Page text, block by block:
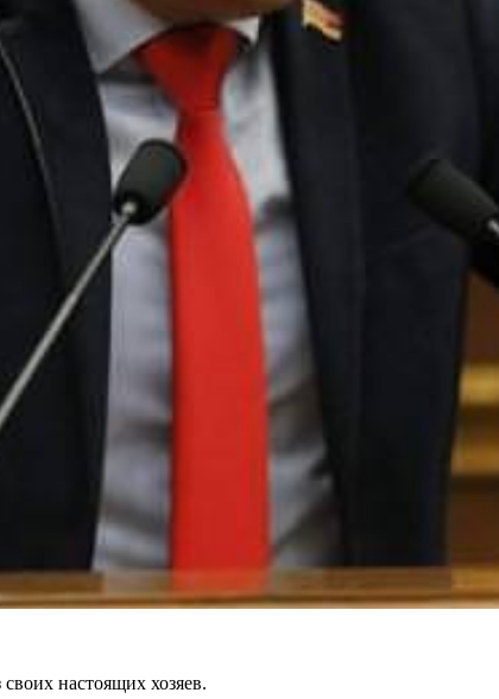
настоящих хозяев.